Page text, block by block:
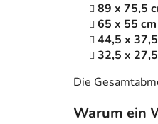
89 x 75,5
65 x 55 cm
44,5 x
32,5 x
Die
Warum ein